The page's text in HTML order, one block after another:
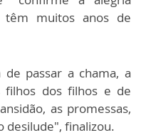
têm muitos anos de
de passar a chama, a
filhos dos filhos e de
as promessas,
desilude", finalizou.